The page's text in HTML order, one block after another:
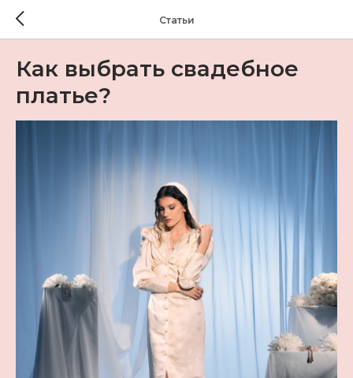
Статьи
Как выбрать свадебное
платье?